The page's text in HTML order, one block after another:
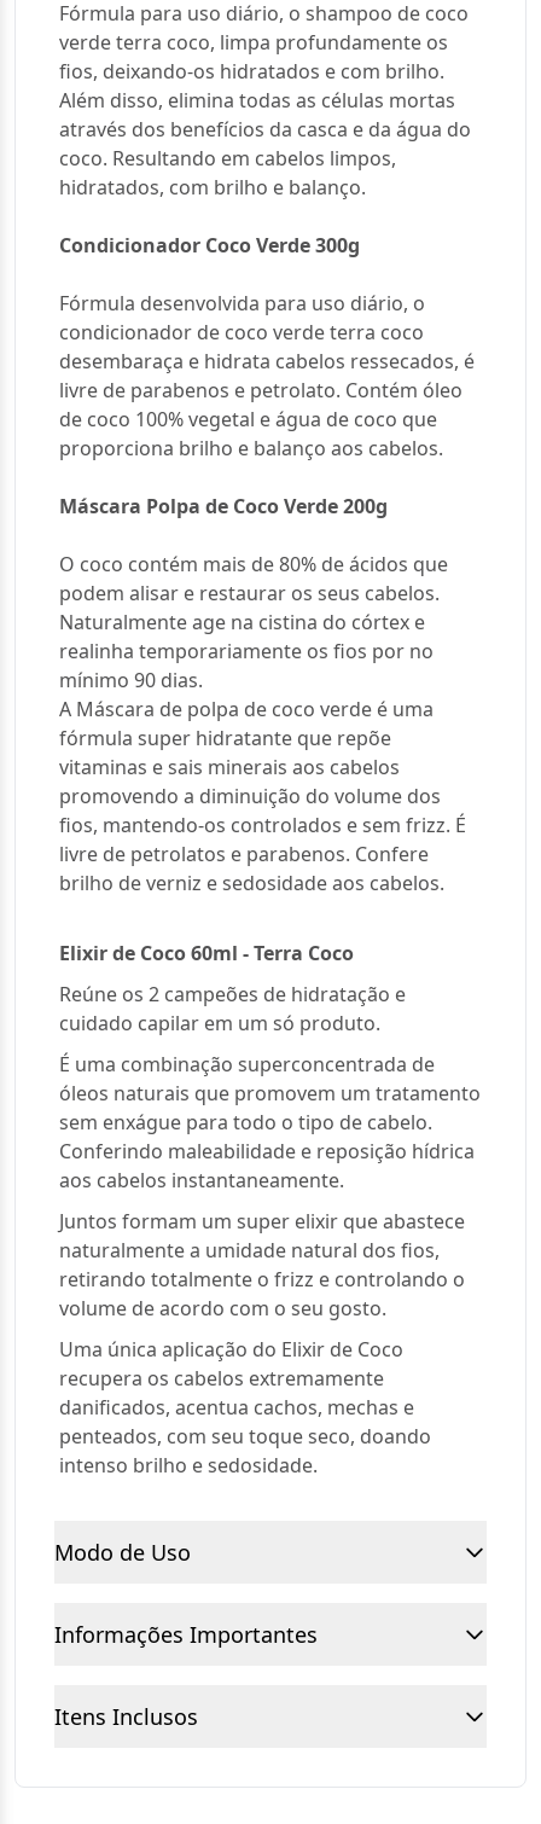
Fórmula para uso diário, o shampoo de coco
verde terra coco, limpa profundamente os
fios, deixando-os hidratados e com brilho.
Além disso, elimina todas as células mortas
através dos benefícios da casca e da água do
coco. Resultando em cabelos limpos,
hidratados, com brilho e balanço.
Condicionador Coco Verde 300g
Fórmula desenvolvida para uso diário, o
condicionador de coco verde terra coco
desembaraça e hidrata cabelos ressecados, é
livre de parabenos e petrolato. Contém óleo
de coco 100% vegetal e água de coco que
proporciona brilho e balanço aos cabelos.
Máscara Polpa de Coco Verde 200g
O coco contém mais de 80% de ácidos que
podem alisar e restaurar os seus cabelos.
Naturalmente age na cistina do córtex e
realinha temporariamente os fios por no
mínimo 90 dias.
A Máscara de polpa de coco verde é uma
fórmula super hidratante que repõe
vitaminas e sais minerais aos cabelos
promovendo a diminuição do volume dos
fios, mantendo-os controlados e sem frizz. É
livre de petrolatos e parabenos. Confere
brilho de verniz e sedosidade aos cabelos.
Elixir de Coco 60ml - Terra Coco
Reúne os 2 campeões de hidratação e
cuidado capilar em um só produto.
É uma combinação superconcentrada de
óleos naturais que promovem um tratamento
sem enxágue para todo o tipo de cabelo.
Conferindo maleabilidade e reposição hídrica
aos cabelos instantaneamente.
Juntos formam um super elixir que abastece
naturalmente a umidade natural dos fios,
retirando totalmente o frizz e controlando o
volume de acordo com o seu gosto.
Uma única aplicação do Elixir de Coco
recupera os cabelos extremamente
danificados, acentua cachos, mechas e
penteados, com seu toque seco, doando
intenso brilho e sedosidade.
Modo de Uso
Informações Importantes
Itens Inclusos